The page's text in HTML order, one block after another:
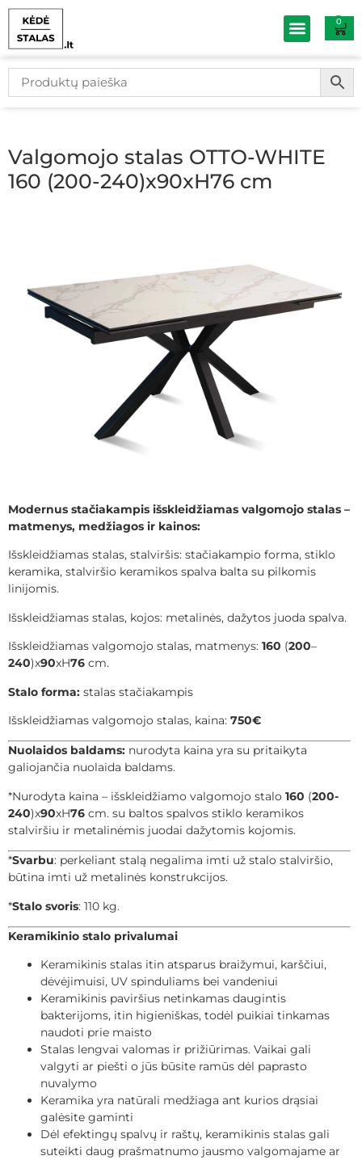
0
Valgomojo stalas OTTO-WHITE
160 (200-240)x90xH76 cm
Modernus stačiakampis išskleidžiamas valgomojo stalas –
matmenys, medžiagos ir kainos:
Išskleidžiamas stalas, stalviršis: stačiakampio forma, stiklo
keramika, stalviršio keramikos spalva balta su pilkomis
linijomis.
Išskleidžiamas stalas, kojos: metalinės, dažytos juoda spalva.
Išskleidžiamas valgomojo stalas, matmenys: 160 (200–
240)x90xH76 cm.
Stalo forma: stalas stačiakampis
Išskleidžiamas valgomojo stalas, kaina: 750€
Nuolaidos baldams: nurodyta kaina yra su pritaikyta
galiojančia nuolaida baldams.
*Nurodyta kaina – išskleidžiamo valgomojo stalo 160 (200-
240)x90xH76 cm. su baltos spalvos stiklo keramikos
stalviršiu ir metalinėmis juodai dažytomis kojomis.
*Svarbu: perkeliant stalą negalima imti už stalo stalviršio,
būtina imti už metalinės konstrukcijos.
*Stalo svoris: 110 kg.
Keramikinio stalo privalumai
Keramikinis stalas itin atsparus braižymui, karščiui,
dėvėjimuisi, UV spinduliams bei vandeniui
Keramikinis paviršius netinkamas daugintis
bakterijoms, itin higieniškas, todėl puikiai tinkamas
naudoti prie maisto
Stalas lengvai valomas ir prižiūrimas. Vaikai gali
valgyti ar piešti o jūs būsite ramūs dėl paprasto
nuvalymo
Keramika yra natūrali medžiaga ant kurios drąsiai
galėsite gaminti
Dėl efektingų spalvų ir raštų, keramikinis stalas gali
suteikti daug prašmatnumo jausmo valgomajame ar